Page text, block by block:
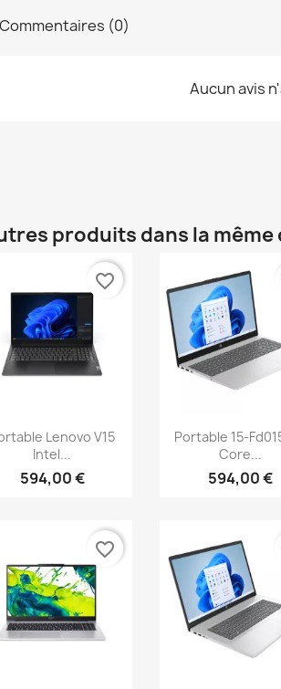
Commentaires (0)
Aucun avis
produits dans la
Aperçu rapide
Lenovo V15
Intel...
594,00 €
favorite_border
Aperçu
Portable 15-
Core...
594,00 €
favorite_border